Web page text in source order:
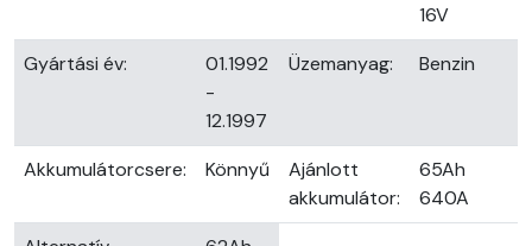
16V
Gyártási év:
01.1992
-
12.1997
Üzemanyag: Benzin
Akkumulátorcsere: Könnyű
Ajánlott
akkumulátor:
65Ah
640A